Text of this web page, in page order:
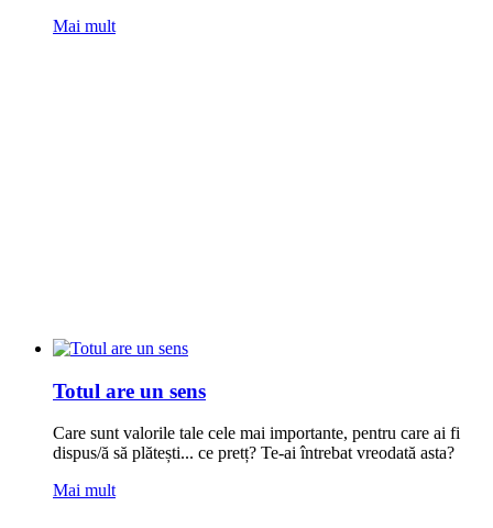
Mai mult
Totul are un sens
Care sunt ‪‎valorile‬ tale cele mai importante, pentru care ai fi
dispus/ă să plătești... ce ‪‎pretț? Te-ai întrebat vreodată asta?
Mai mult